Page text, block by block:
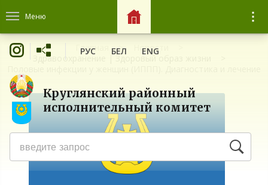
Меню
Круглянский районный
исполнительный комитет
РУС БЕЛ ENG
Главная
Новости
Здравоохранение | Здоровый образ жизни